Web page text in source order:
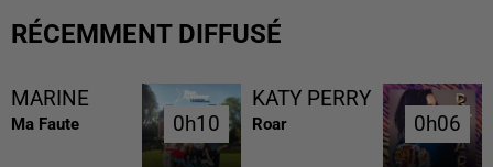
RÉCEMMENT DIFFUSÉ
MARINE
Ma Faute 0h10
0h10
KATY PERRY
Roar 0h06
0h06